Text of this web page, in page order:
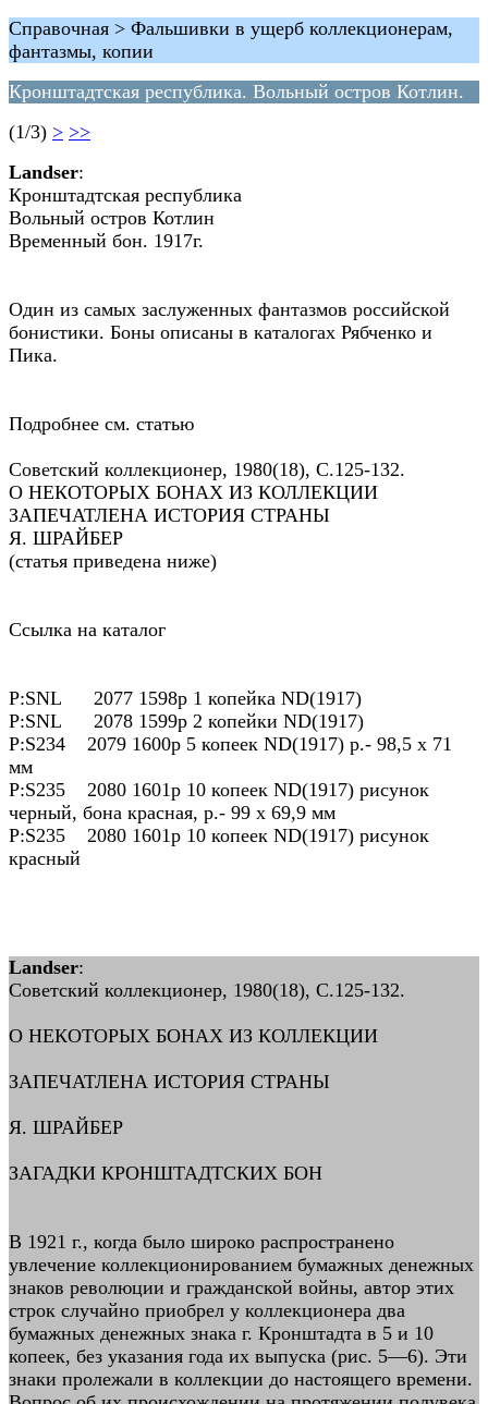
Справочная > Фальшивки в ущерб коллекционерам,
фантазмы, копии
Кронштадтская республика. Вольный остров Котлин.
(1/3) > >>
Landser:
Кронштадтская республика
Вольный остров Котлин
Временный бон. 1917г.
Один из самых заcлуженных фантазмов российской
бонистики. Боны описаны в каталогах Рябченко и
Пика.
Подробнее см. статью
Советский коллекционер, 1980(18), С.125-132.
О НЕКОТОРЫХ БОНАХ ИЗ КОЛЛЕКЦИИ
ЗАПЕЧАТЛЕНА ИСТОРИЯ СТРАНЫ
Я. ШРАЙБЕР
(статья приведена ниже)
Ссылка на каталог
P:SNL 2077 1598р 1 копейка ND(1917)
P:SNL 2078 1599р 2 копейки ND(1917)
P:S234 2079 1600р 5 копеек ND(1917) р.- 98,5 х 71
мм
P:S235 2080 1601р 10 копеек ND(1917) рисунок
черный, бона красная, р.- 99 х 69,9 мм
P:S235 2080 1601р 10 копеек ND(1917) рисунок
красный
Landser:
Советский коллекционер, 1980(18), С.125-132.
О НЕКОТОРЫХ БОНАХ ИЗ КОЛЛЕКЦИИ
ЗАПЕЧАТЛЕНА ИСТОРИЯ СТРАНЫ
Я. ШРАЙБЕР
ЗАГАДКИ КРОНШТАДТСКИХ БОН
В 1921 г., когда было широко распространено
увлечение коллекционированием бумажных денежных
знаков революции и гражданской войны, автор этих
строк случайно приобрел у коллекционера два
бумажных денежных знака г. Кронштадта в 5 и 10
копеек, без указания года их выпуска (рис. 5—6). Эти
знаки пролежали в коллекции до настоящего времени.